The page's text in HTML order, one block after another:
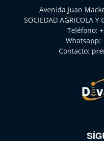
Avenida Juan
SOCIEDAD AGRICOLA Y
Teléfono:
Whatsapp:
Contacto: